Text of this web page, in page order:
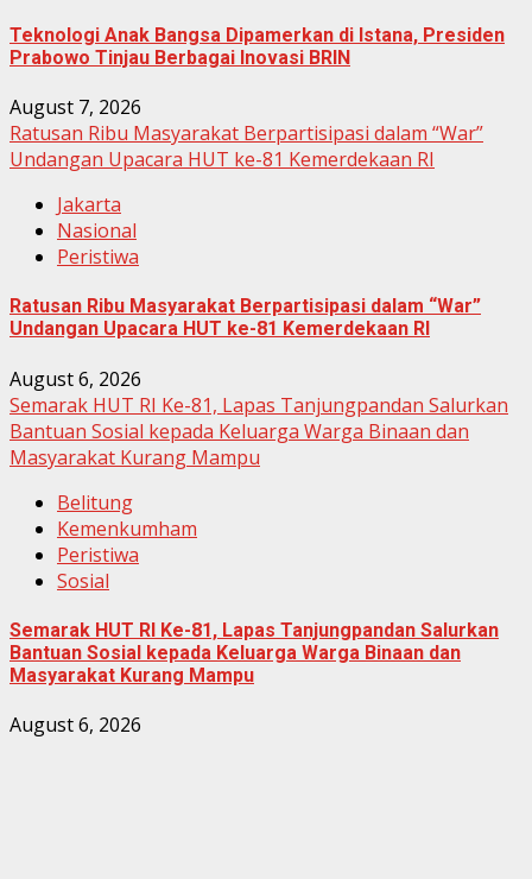
Teknologi Anak Bangsa Dipamerkan di Istana, Presiden
Prabowo Tinjau Berbagai Inovasi BRIN
August 7, 2026
Ratusan Ribu Masyarakat Berpartisipasi dalam “War”
Undangan Upacara HUT ke-81 Kemerdekaan RI
Jakarta
Nasional
Peristiwa
Ratusan Ribu Masyarakat Berpartisipasi dalam “War”
Undangan Upacara HUT ke-81 Kemerdekaan RI
August 6, 2026
Semarak HUT RI Ke-81, Lapas Tanjungpandan Salurkan
Bantuan Sosial kepada Keluarga Warga Binaan dan
Masyarakat Kurang Mampu
Belitung
Kemenkumham
Peristiwa
Sosial
Semarak HUT RI Ke-81, Lapas Tanjungpandan Salurkan
Bantuan Sosial kepada Keluarga Warga Binaan dan
Masyarakat Kurang Mampu
August 6, 2026